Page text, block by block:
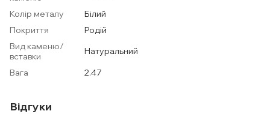
Колір металу
Білий
Покриття
Родій
Вид каменю/
вставки
Натуральний
Вага
2.47
Відгуки